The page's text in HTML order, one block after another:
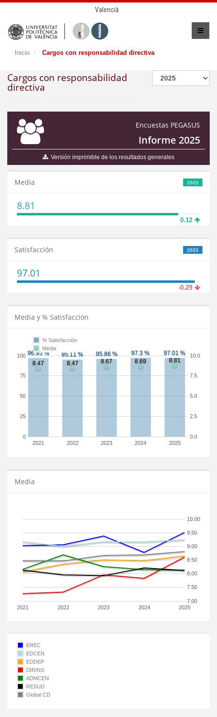
Valencià
Inicio Cargos con responsabilidad directiva
Cargos con responsabilidad
directiva
Encuestas PEGASUS
Informe 2025
Versión imprimible de los resultados generales
2025
Media
8.81
0.12
2025
Satisfacción
97.01
-0.29
Media y % Satisfacción
2021 2022 2023 2024 2025
0
25
50
75
100
0.0
2.5
5.0
7.5
10.0
% Satisfacción
Media
Media
2021 2022 2023 2024 2025
7.00
7.50
8.00
8.50
9.00
9.50
10.00
EREC
EDCEN
EDDEP
DIRINS
ADMCEN
RESUD
Global CD